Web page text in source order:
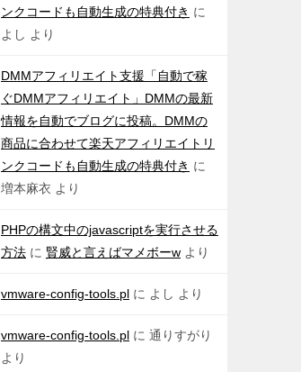
ンクコードも自動生成の特典付き に
よし より
DMMアフィリエイト支援「自動で稼
ぐDMMアフィリエイト」DMMの最新
情報を自動でブログに投稿。DMMの
商品に合わせて楽天アフィリエイトリ
ンクコードも自動生成の特典付き に
増本麻衣 より
PHPの構文中のjavascriptを実行させる
方法 に 賢威と言えばマメボーw より
vmware-config-tools.pl に よし より
vmware-config-tools.pl に 通りすがり
より